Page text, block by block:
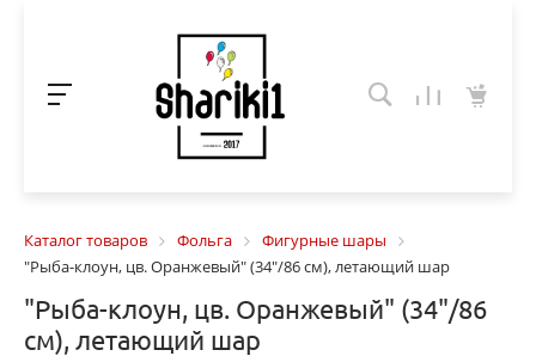
Каталог товаров Фольга
Фигурные шары
"Рыба-клоун, цв. Оранжевый" (34"/86 см), летающий шар
"Рыба-клоун, цв. Оранжевый" (34"/86
см), летающий шар